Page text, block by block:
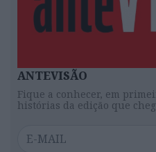
ANTEVISÃO
Fique a conhecer, em
histórias da edição que